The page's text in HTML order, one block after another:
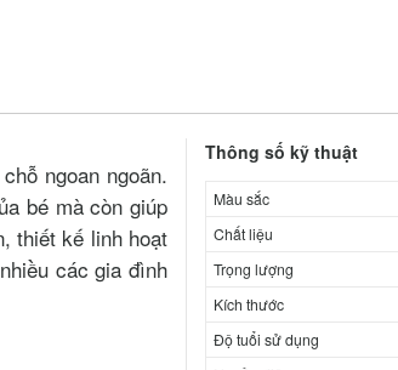
ngoan ngoãn.
bé mà còn giúp
thiết kế linh hoạt
các gia đình
Thông số kỹ thuật
Màu sắc
Chất liệu
Trọng lượng
Kích thước
Độ tuổi sử dụng